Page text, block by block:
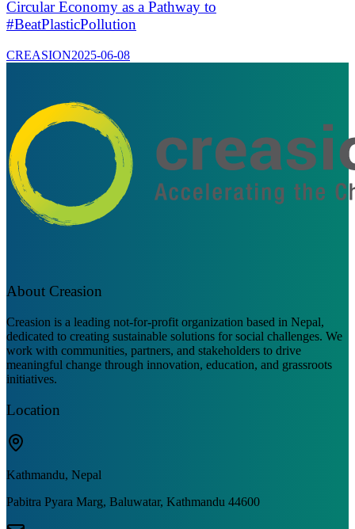
Circular Economy as a Pathway to
#BeatPlasticPollution
CREASION2025-06-08
About Creasion
Creasion is a leading not-for-profit organization based in Nepal,
dedicated to creating sustainable solutions for social challenges. We
work with communities, partners, and stakeholders to drive
meaningful change through innovation, education, and grassroots
initiatives.
Location
Kathmandu, Nepal
Pabitra Pyara Marg, Baluwatar, Kathmandu 44600